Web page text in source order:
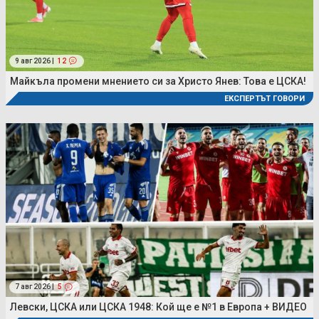
9 авг 2026 | 12
Майкъла промени мнението си за Христо Янев: Това е ЦСКА!
ЕКСПЕРТЪТ ГОВОРИ
7 авг 2026 | 5
Левски, ЦСКА или ЦСКА 1948: Кой ще е №1 в Европа + ВИДЕО